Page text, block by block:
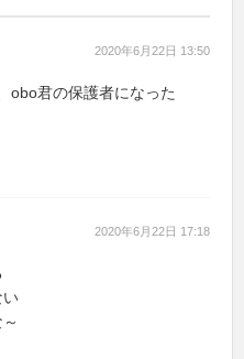
2020年6月22日 13:50
obo君の保護者になった
2020年6月22日 17:18
い